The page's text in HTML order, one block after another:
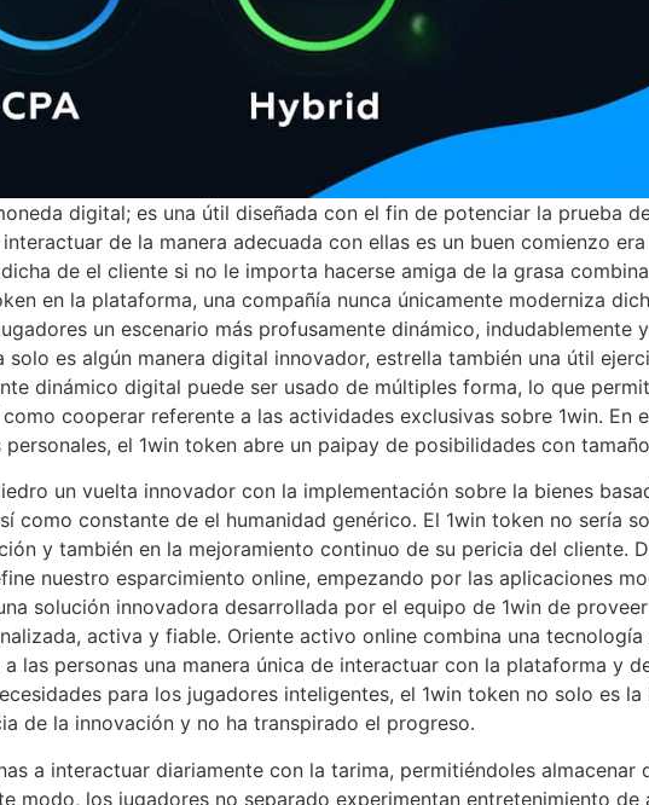
digital; es una útil diseñada con el fin de potenciar la prueba
de la manera adecuada con ellas es un buen comienzo
de el cliente si no le importa hacerse amiga de la grasa
en la plataforma, una compañía nunca únicamente moderniza
un escenario más profusamente dinámico, indudablemente
es algún manera digital innovador, estrella también una útil
dinámico digital puede ser usado de múltiples forma, lo que
cooperar referente a las actividades exclusivas sobre 1win. En
el 1win token abre un paipay de posibilidades con
un vuelta innovador con la implementación sobre la bienes
como constante de el humanidad genérico. El 1win token no serí­a
y también en la mejoramiento continuo de su pericia del cliente.
nuestro esparcimiento online, empezando por las aplicaciones
solución innovadora desarrollada por el equipo de 1win de
activa y fiable. Oriente activo online combina una
las personas una manera única de interactuar con la plataforma y
para los jugadores inteligentes, el 1win token no solo es
de la innovación y no ha transpirado el progreso.
a interactuar diariamente con la tarima, permitiéndoles
modo, los jugadores no separado experimentan entretenimiento